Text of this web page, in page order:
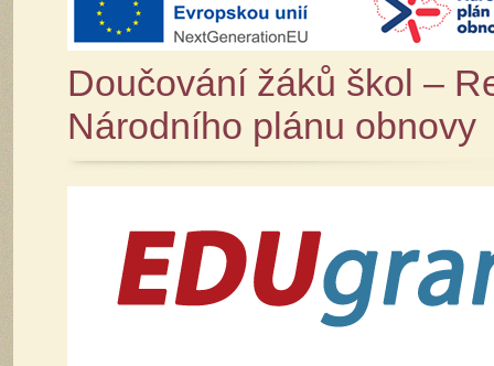
Doučování žáků škol –
Národního plánu obnovy